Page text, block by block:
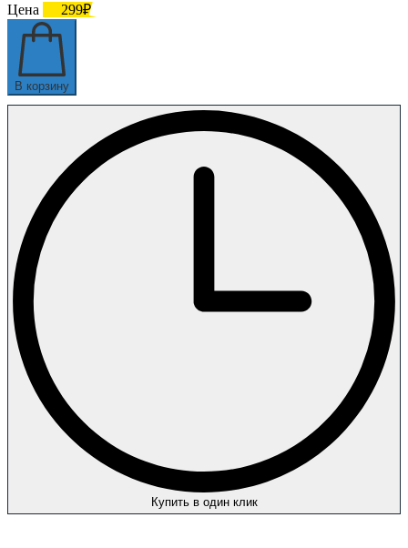
Цена 299₽
В корзину
Купить в один клик